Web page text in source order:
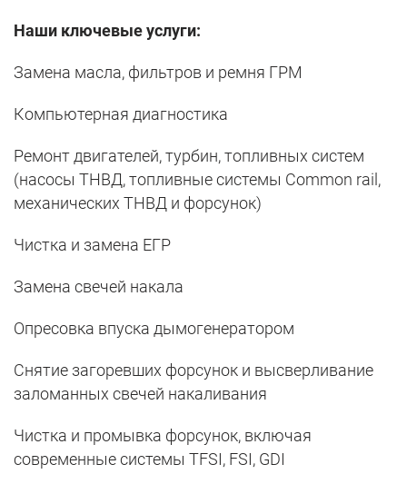
Наши ключевые услуги:
Замена масла, фильтров и ремня ГРМ
Компьютерная диагностика
Ремонт двигателей, турбин, топливных систем
(насосы ТНВД, топливные системы Common rail,
механических ТНВД и форсунок)
Чистка и замена ЕГР
Замена свечей накала
Опресовка впуска дымогенератором
Снятие загоревших форсунок и высверливание
заломанных свечей накаливания
Чистка и промывка форсунок, включая
современные системы TFSI, FSI, GDI